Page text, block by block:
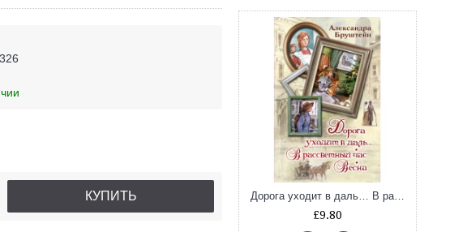
Понаехавшая
£6.70
Дорога уходит в даль… В рассветный час. Весна
£9.80
КУПИТЬ